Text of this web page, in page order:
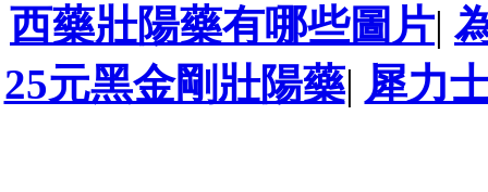
西藥壯陽藥有哪些圖片|
25元黑金剛壯陽藥| 犀力